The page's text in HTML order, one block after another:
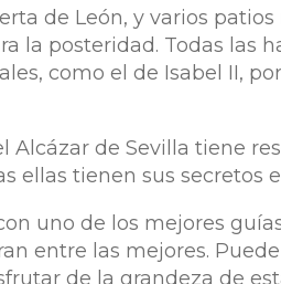
de León, y varios
la posteridad. Todas las
como el de Isabel II,
de Sevilla tiene
ellas tienen sus secretos
uno de los mejores
entre las mejores.
de la grandeza de